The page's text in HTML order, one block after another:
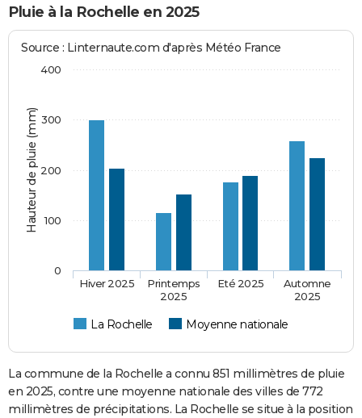
Pluie à la Rochelle en 2025
Hauteur de pluie (mm)
Source : Linternaute.com d'après Météo France
La Rochelle Moyenne nationale
Hiver 2025
Printemps
2025
Eté 2025
Automne
2025
0
100
200
300
400
La commune de la Rochelle a connu 851 millimètres de pluie
en 2025, contre une moyenne nationale des villes de 772
millimètres de précipitations. La Rochelle se situe à la position